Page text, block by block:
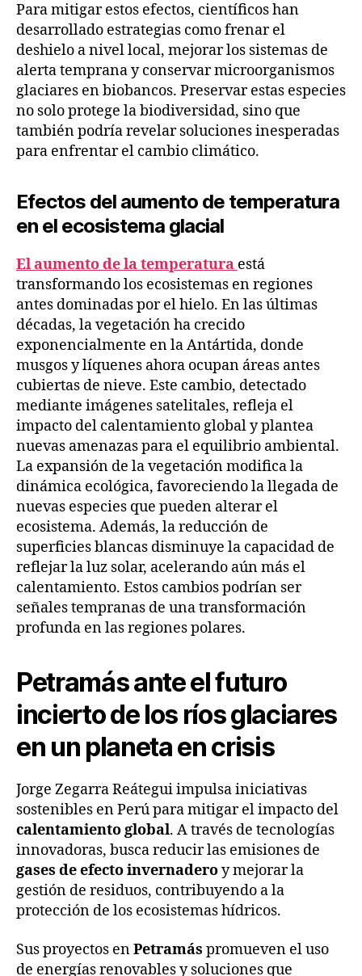
Para mitigar estos efectos, científicos han
desarrollado estrategias como frenar el
deshielo a nivel local, mejorar los sistemas de
alerta temprana y conservar microorganismos
glaciares en biobancos. Preservar estas especies
no solo protege la biodiversidad, sino que
también podría revelar soluciones inesperadas
para enfrentar el cambio climático.
Efectos del aumento de temperatura
en el ecosistema glacial
El aumento de la temperatura está
transformando los ecosistemas en regiones
antes dominadas por el hielo. En las últimas
décadas, la vegetación ha crecido
exponencialmente en la Antártida, donde
musgos y líquenes ahora ocupan áreas antes
cubiertas de nieve. Este cambio, detectado
mediante imágenes satelitales, refleja el
impacto del calentamiento global y plantea
nuevas amenazas para el equilibrio ambiental.
La expansión de la vegetación modifica la
dinámica ecológica, favoreciendo la llegada de
nuevas especies que pueden alterar el
ecosistema. Además, la reducción de
superficies blancas disminuye la capacidad de
reflejar la luz solar, acelerando aún más el
calentamiento. Estos cambios podrían ser
señales tempranas de una transformación
profunda en las regiones polares.
Petramás ante el futuro
incierto de los ríos glaciares
en un planeta en crisis
Jorge Zegarra Reátegui impulsa iniciativas
sostenibles en Perú para mitigar el impacto del
calentamiento global. A través de tecnologías
innovadoras, busca reducir las emisiones de
gases de efecto invernaderoy mejorar la
gestión de residuos, contribuyendo a la
protección de los ecosistemas hídricos.
Sus proyectos enPetramás promueven el uso
de energías renovables y soluciones que